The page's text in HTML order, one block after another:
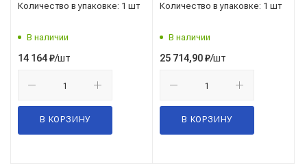
54-Z)
Количество в упаковке: 1 шт
В наличии
14 164₽/шт
В КОРЗИНУ
TITAN 5 IEK (TI5-13-N-080-
Количество в упаковке: 1 шт
В наличии
25 714,90₽/шт
В КОРЗИНУ